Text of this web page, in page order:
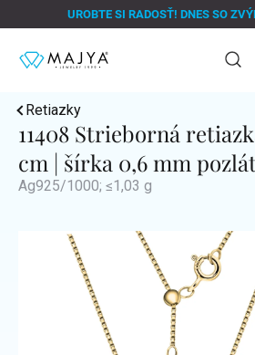
na
UROBTE SI RADOSŤ! DNES SO
Retiazky
11408 Strieborná
cm | šírka 0,6 mm
Ag925/1000; ≤1,03 g